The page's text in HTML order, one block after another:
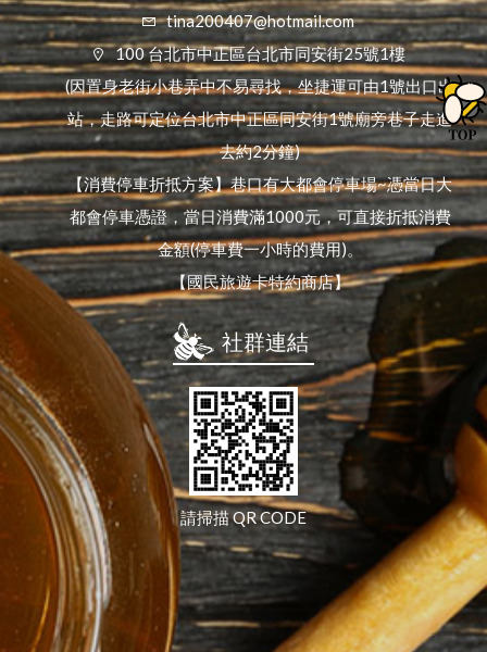
tina200407@hotmail.com
100 台北市中正區台北市同安街25號1樓
(因置身老街小巷弄中不易尋找，坐捷運可由1號出口出
站，走路可定位台北市中正區同安街1號廟旁巷子走進
去約2分鐘)
【消費停車折抵方案】巷口有大都會停車場~憑當日大
都會停車憑證，當日消費滿1000元，可直接折抵消費
金額(停車費一小時的費用)。
【國民旅遊卡特約商店】
社群連結
請掃描 QR CODE